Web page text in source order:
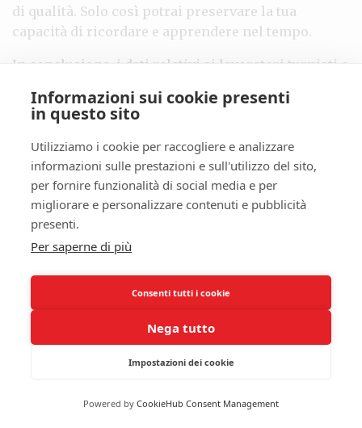
di qualità. Solo così potrai preservare la tua
capacità di ricordare e apprendere nel tempo.
In conclusione, i dati relativi ai lavoratori turnisti e
critica del sonno nella tua vita quotidiana.
Riconoscere l’impatto devastante della
deprivazione di sonno sulle tue capacità cognitive
non è solo un passo verso il miglioramento della
tuasalute mentale, ma anche un passo cruciale per
garantire la tua produttività e benessere a lungo
termine.
Coping Mechanisms for Shift
Strategie per migliorare la qualità
del sonno
Se sei un lavoratore a turni, uno dei tuoi principali
qualità del sonno , poiché questo è fondamentale
Informazioni sui cookie presenti
in questo sito
Utilizziamo i cookie per raccogliere e analizzare
informazioni sulle prestazioni e sull'utilizzo del sito,
per fornire funzionalità di social media e per
migliorare e personalizzare contenuti e pubblicità
presenti.
Per saperne di più
Consenti tutti i cookie
Nega tutto
Impostazioni dei cookie
Powered by CookieHub Consent Management